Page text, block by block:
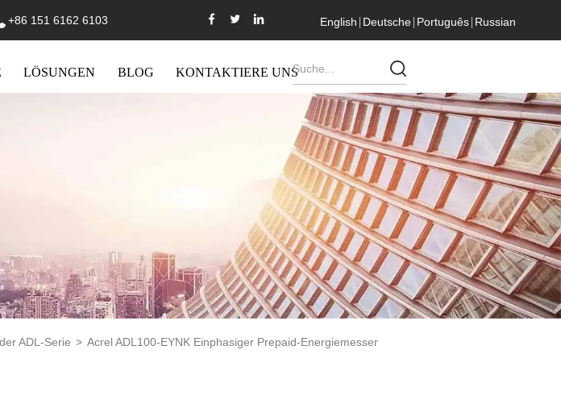
+86 151 6162 6103 English Deutsche Português Russian
LÖSUNGEN BLOG KONTAKTIERE UNS
ADL-Serie > Acrel ADL100-EYNK Einphasiger Prepaid-Energiemesser